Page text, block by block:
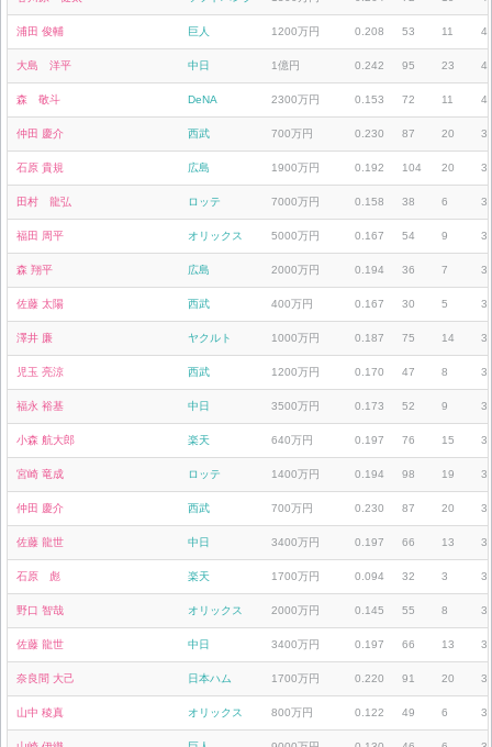
浦田 俊輔 巨人 1200万円 0.208 53 11 4
大島 洋平 中日 1億円 0.242 95 23 4
森 敬斗 DeNA 2300万円 0.153 72 11 4
仲田 慶介 西武 700万円 0.230 87 20 3
石原 貴規 広島 1900万円 0.192 104 20 3
田村 龍弘 ロッテ 7000万円 0.158 38 6 3
福田 周平 オリックス 5000万円 0.167 54 9 3
森 翔平 広島 2000万円 0.194 36 7 3
佐藤 太陽 西武 400万円 0.167 30 5 3
澤井 廉 ヤクルト 1000万円 0.187 75 14 3
児玉 亮涼 西武 1200万円 0.170 47 8 3
福永 裕基 中日 3500万円 0.173 52 9 3
小森 航大郎 楽天 640万円 0.197 76 15 3
宮崎 竜成 ロッテ 1400万円 0.194 98 19 3
仲田 慶介 西武 700万円 0.230 87 20 3
佐藤 龍世 中日 3400万円 0.197 66 13 3
石原 彪 楽天 1700万円 0.094 32 3 3
野口 智哉 オリックス 2000万円 0.145 55 8 3
佐藤 龍世 中日 3400万円 0.197 66 13 3
奈良間 大己 日本ハム 1700万円 0.220 91 20 3
山中 稜真 オリックス 800万円 0.122 49 6 3